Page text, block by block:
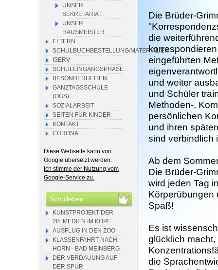
UNSER
SEKRETARIAT
UNSER
HAUSMEISTER
ELTERN
SCHULBUCHBESTELLUNG/MATERIALIEN
ISERV
SCHULEINGANGSPHASE
BESONDERHEITEN
GANZTAGSSCHULE
(OGS)
SOZIALARBEIT
SEITEN FÜR KINDER
KONTAKT
CORONA
Diese Webseite kann von
Google übersetzt werden.
Ich stimme der Nutzung vom
Google-Service zu.
Schulleben
KUNSTPROJEKT DER
2B: MEDIEN IM KOPF
AUSFLUG IN DEN ZOO
KLASSENFAHRT NACH
HORN - BAD MEINBERG
DER VERDAUUNG AUF
DER SPUR
Die Brüder-
die
eingeführten
und weiter
und Schüler
Methoden-,
persönlichen
und ihren
sind verbindlich
Ab dem
Die Brüder-
wird jeden Tag
Körperübungen
Spaß!
Es ist
glücklich
die